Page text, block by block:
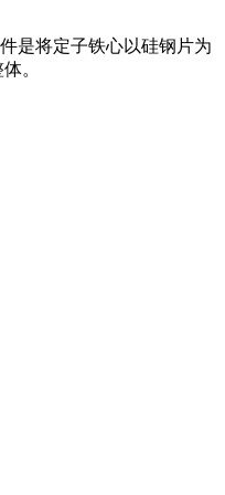
是将定子铁心以硅钢片为
。